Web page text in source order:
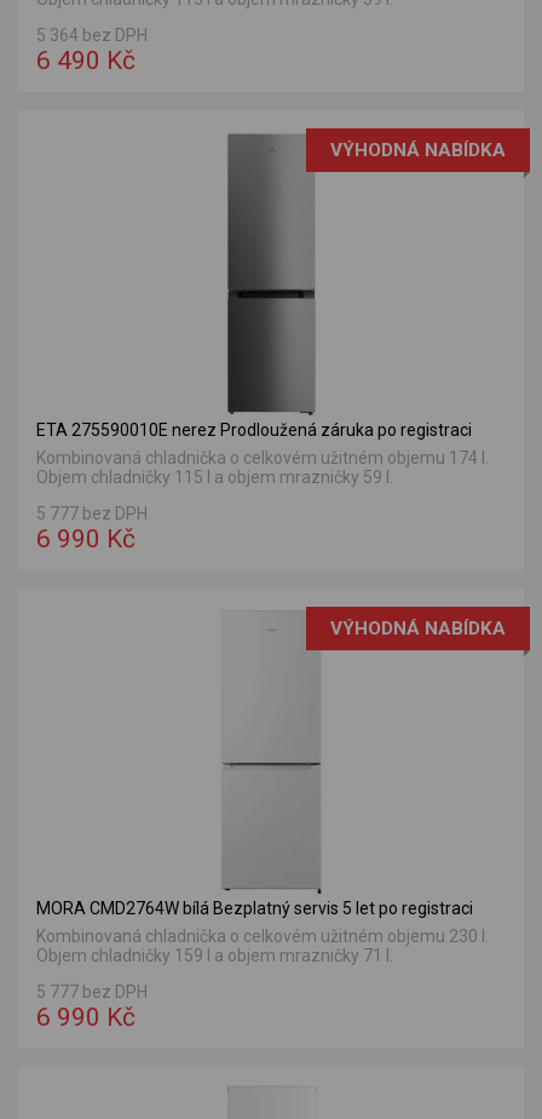
5 364 bez DPH
6 490 Kč
VÝHODNÁ NABÍDKA
ETA 275590010E nerez Prodloužená záruka po registraci
Kombinovaná chladnička o celkovém užitném objemu 174 l.
Objem chladničky 115 l a objem mrazničky 59 l.
5 777 bez DPH
6 990 Kč
VÝHODNÁ NABÍDKA
MORA CMD2764W bílá Bezplatný servis 5 let po registraci
Kombinovaná chladnička o celkovém užitném objemu 230 l.
Objem chladničky 159 l a objem mrazničky 71 l.
5 777 bez DPH
6 990 Kč